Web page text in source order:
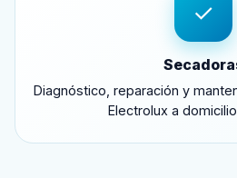
✓
Diagnóstico, reparación y
Electrolux a